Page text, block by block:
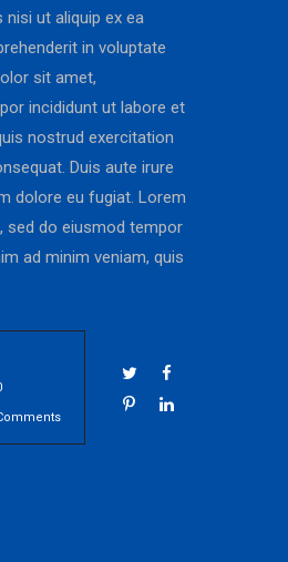
ut aliquip ex ea
in voluptate
sit amet,
incididunt ut labore et
nostrud exercitation
Duis aute irure
dolore eu fugiat. Lorem
sed do eiusmod tempor
ad minim veniam, quis